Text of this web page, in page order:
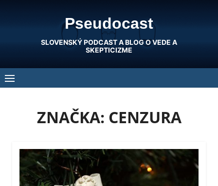
Pseudocast
SLOVENSKÝ PODCAST A BLOG O VEDE A
SKEPTICIZME
ZNAČKA: CENZURA